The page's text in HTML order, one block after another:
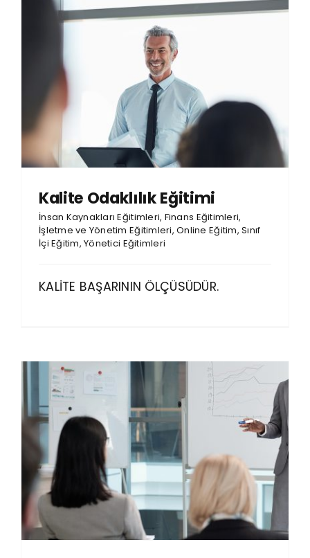
Kalite Odaklılık Eğitimi
İnsan Kaynakları Eğitimleri, Finans Eğitimleri,
İşletme ve Yönetim Eğitimleri,Online Eğitim,Sınıf
İçi Eğitim,Yönetici Eğitimleri
KALİTE BAŞARININ ÖLÇÜSÜDÜR.